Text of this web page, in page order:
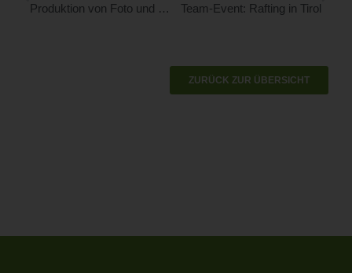
Produktion von Foto und Video für Industrie Team-Event: Rafting in Tirol
ZURÜCK ZUR ÜBERSICHT